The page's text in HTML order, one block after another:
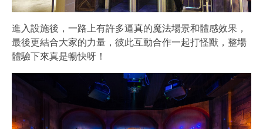
進入設施後，一路上有許多逼真的魔法場景和體感效果，
最後更結合大家的力量，彼此互動合作一起打怪獸，整場
體驗下來真是暢快呀！